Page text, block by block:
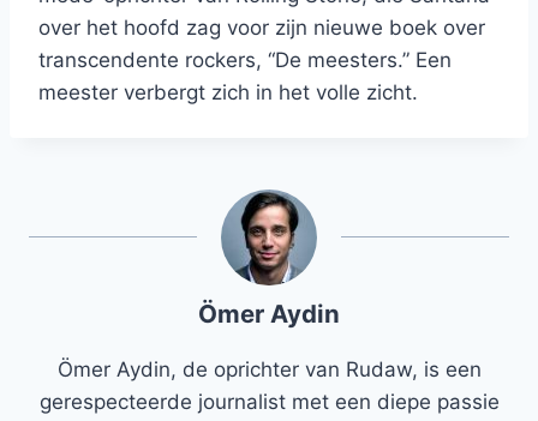
over het hoofd zag voor zijn nieuwe boek over
transcendente rockers, “De meesters.” Een
meester verbergt zich in het volle zicht.
Ömer Aydin
Ömer Aydin, de oprichter van Rudaw, is een
gerespecteerde journalist met een diepe passie